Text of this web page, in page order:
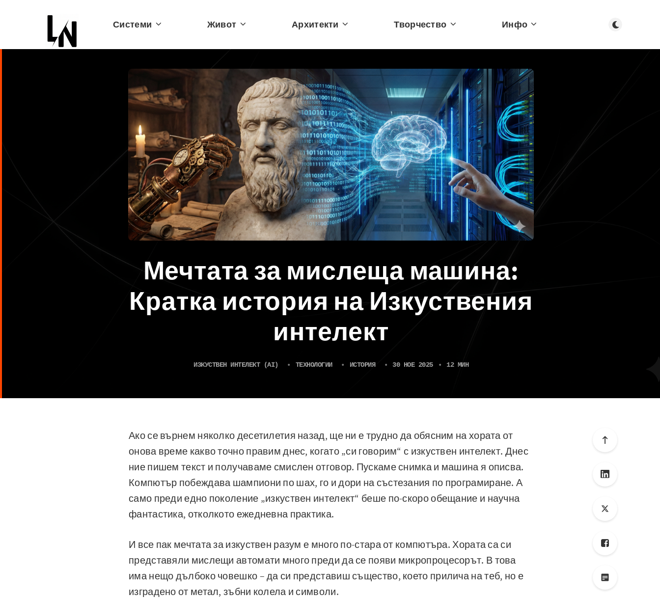
Системи Живот Архитекти Творчество Инфо Тъмен режим
Мечтата за мислеща машина:
Кратка история на Изкуствения
интелект
ИЗКУСТВЕН ИНТЕЛЕКТ (AI) • ТЕХНОЛОГИИ • ИСТОРИЯ • 30 НОЕ 2025 • 12 МИН
Ако се върнем няколко десетилетия назад, ще ни е трудно да обясним на хората от
онова време какво точно правим днес, когато „си говорим“ с изкуствен интелект. Днес
ние пишем текст и получаваме смислен отговор. Пускаме снимка и машина я описва.
Компютър побеждава шампиони по шах, го и дори на състезания по програмиране. А
само преди едно поколение „изкуствен интелект“ беше по-скоро обещание и научна
фантастика, отколкото ежедневна практика.
И все пак мечтата за изкуствен разум е много по-стара от компютъра. Хората са си
представяли мислещи автомати много преди да се появи микропроцесорът. В това
има нещо дълбоко човешко – да си представиш същество, което прилича на теб, но е
изградено от метал, зъбни колела и символи.